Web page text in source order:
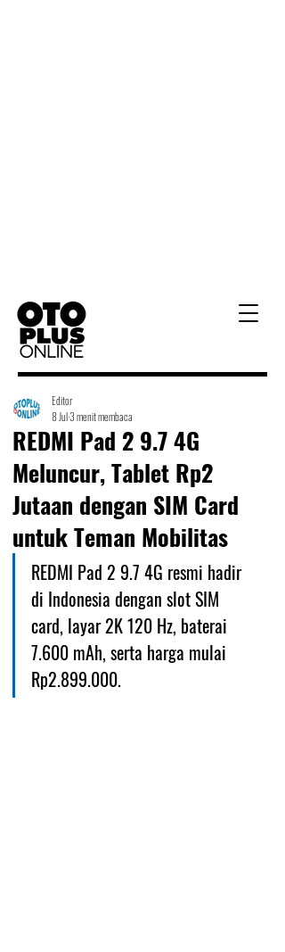
REDMI Pad 2 9.7 4G
Meluncur, Tablet Rp2
Jutaan dengan SIM Card
untuk Teman Mobilitas
Editor
8 Jul3 menit membaca
REDMI Pad 2 9.7 4G resmi hadir
di Indonesia dengan slot SIM
card, layar 2K 120 Hz, baterai
7.600 mAh, serta harga mulai
Rp2.899.000.